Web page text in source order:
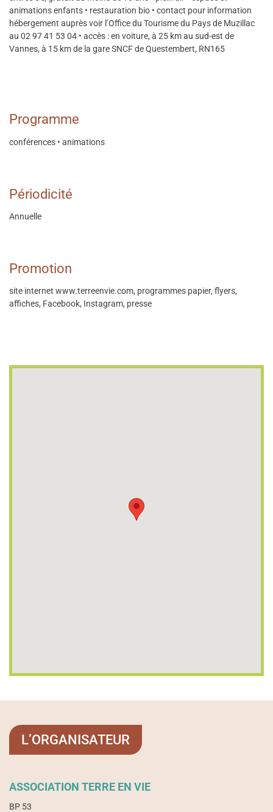
animations enfants • restauration bio • contact pour information
hébergement auprès voir l’Office du Tourisme du Pays de Muzillac
au 02 97 41 53 04 • accès : en voiture, à 25 km au sud-est de
Vannes, à 15 km de la gare SNCF de Questembert, RN165
Programme
conférences • animations
Périodicité
Annuelle
Promotion
site internet www.terreenvie.com, programmes papier, flyers,
affiches, Facebook, Instagram, presse
L’ORGANISATEUR
ASSOCIATION TERRE EN VIE
BP 53